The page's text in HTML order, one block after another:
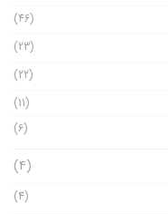
(46)
(23)
(22)
(11)
(6)
(4)
(4)